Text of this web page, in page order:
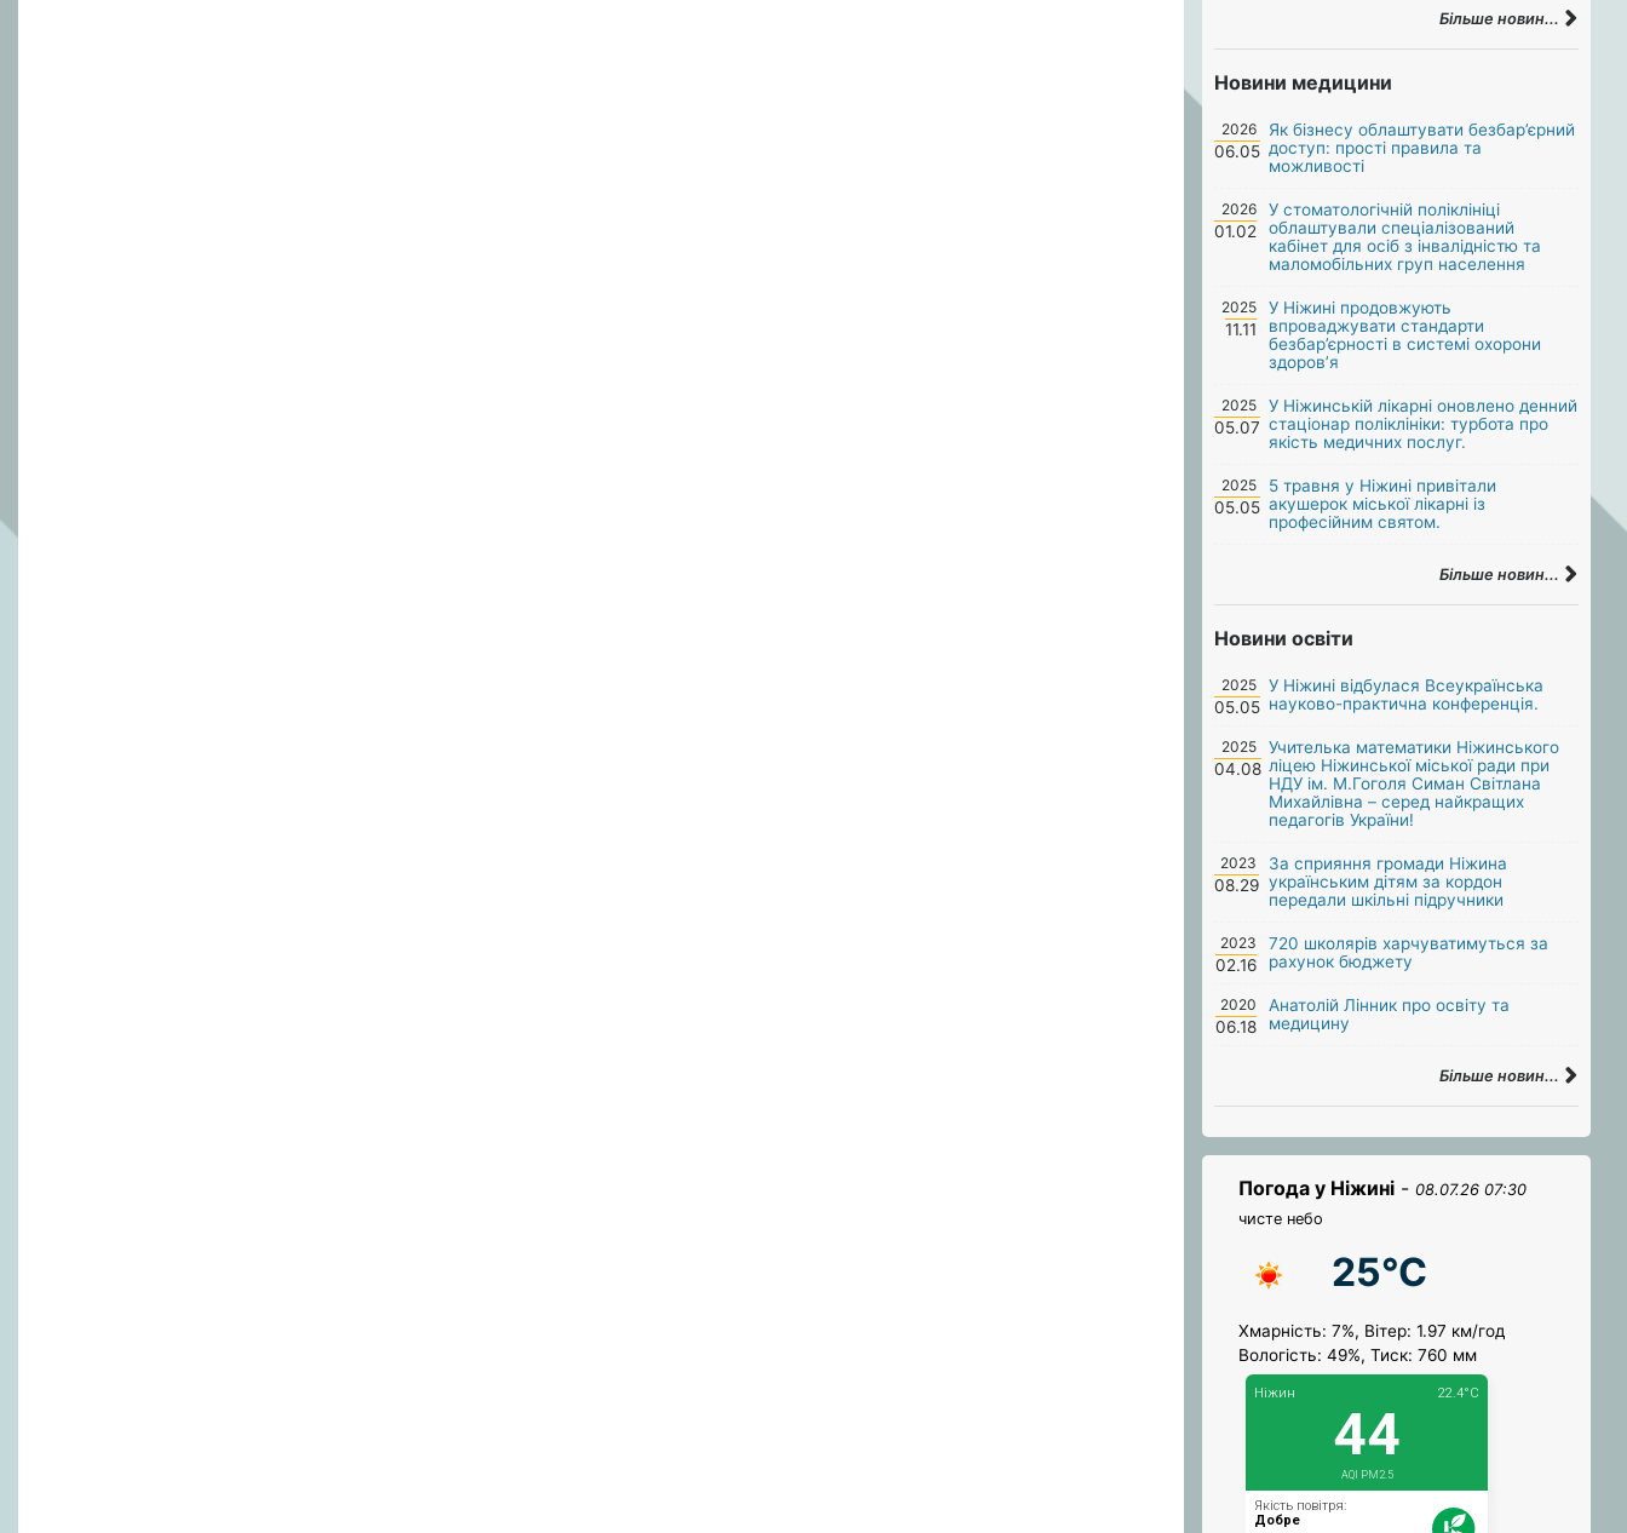
Більше новин...
Новини медицини
2026
06.05
Як бізнесу облаштувати безбар’єрний
доступ: прості правила та
можливості
2026
01.02
У стоматологічній поліклініці
облаштували спеціалізований
кабінет для осіб з інвалідністю та
маломобільних груп населення
2025
11.11
У Ніжині продовжують
впроваджувати стандарти
безбар’єрності в системі охорони
здоров’я
2025
05.07
У Ніжинській лікарні оновлено денний
стаціонар поліклініки: турбота про
якість медичних послуг.
2025
05.05
5 травня у Ніжині привітали
акушерок міської лікарні із
професійним святом.
Більше новин...
Новини освіти
2025
05.05
У Ніжині відбулася Всеукраїнська
науково-практична конференція.
2025
04.08
Учителька математики Ніжинського
ліцею Ніжинської міської ради при
НДУ ім. М.Гоголя Симан Світлана
Михайлівна – серед найкращих
педагогів України!
2023
08.29
За сприяння громади Ніжина
українським дітям за кордон
передали шкільні підручники
2023
02.16
720 школярів харчуватимуться за
рахунок бюджету
2020
06.18
Анатолій Лінник про освіту та
медицину
Більше новин...
Погода у Ніжині - 08.07.26 07:30
чисте небо
25°C
Хмарність: 7%, Вітер: 1.97 км/год
Вологість: 49%, Тиск: 760 мм